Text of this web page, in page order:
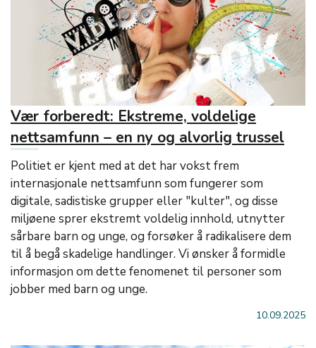
Vær forberedt: Ekstreme, voldelige
nettsamfunn – en ny og alvorlig trussel
Politiet er kjent med at det har vokst frem
internasjonale nettsamfunn som fungerer som
digitale, sadistiske grupper eller "kulter", og disse
miljøene sprer ekstremt voldelig innhold, utnytter
sårbare barn og unge, og forsøker å radikalisere dem
til å begå skadelige handlinger. Vi ønsker å formidle
informasjon om dette fenomenet til personer som
jobber med barn og unge.
10.09.2025